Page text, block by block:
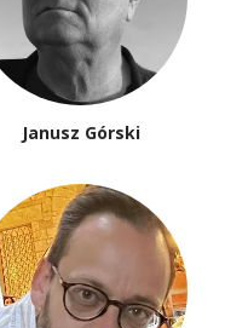
Janusz Górski